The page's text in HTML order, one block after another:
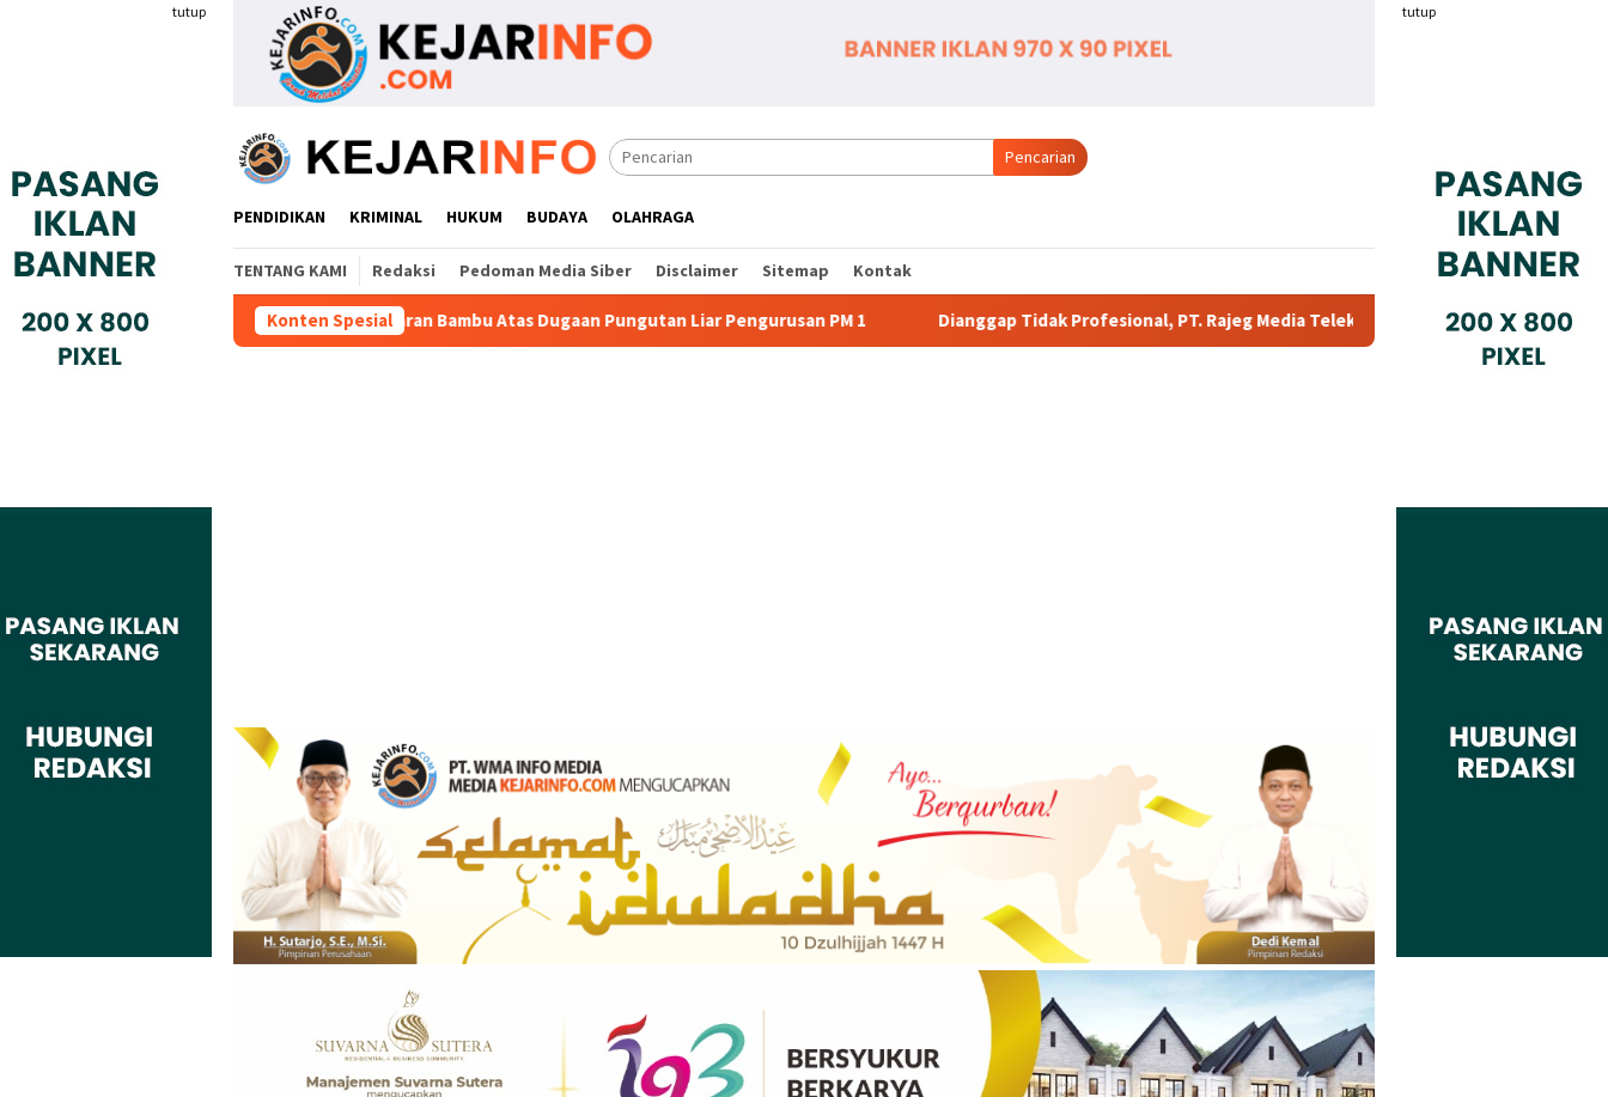
tutup tutup
Pencarian
PENDIDIKAN KRIMINAL HUKUM BUDAYA OLAHRAGA
TENTANG KAMI Redaksi Pedoman Media Siber Disclaimer Sitemap Kontak
Konten Spesial
Warga Adukan Kades Buaran Bambu Atas Dugaan Pungutan Liar Pengurusan PM 1 Dianggap Tidak Profesional, PT. Rajeg Media Telekomunikasi Jadi Sorotan Pelanggan